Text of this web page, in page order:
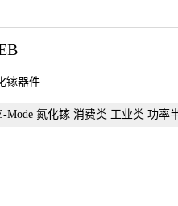
镓器件
Mode 氮化镓 消费类 工业类 功率